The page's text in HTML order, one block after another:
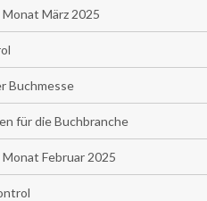
März 2025
Buchmesse
für die Buchbranche
Februar 2025